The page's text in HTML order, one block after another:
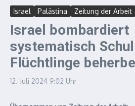
Israel Palästina Zeitung der Arbeit
Israel bombardiert
systematisch
Flüchtlinge
12. Juli 2024 9:02 Uhr